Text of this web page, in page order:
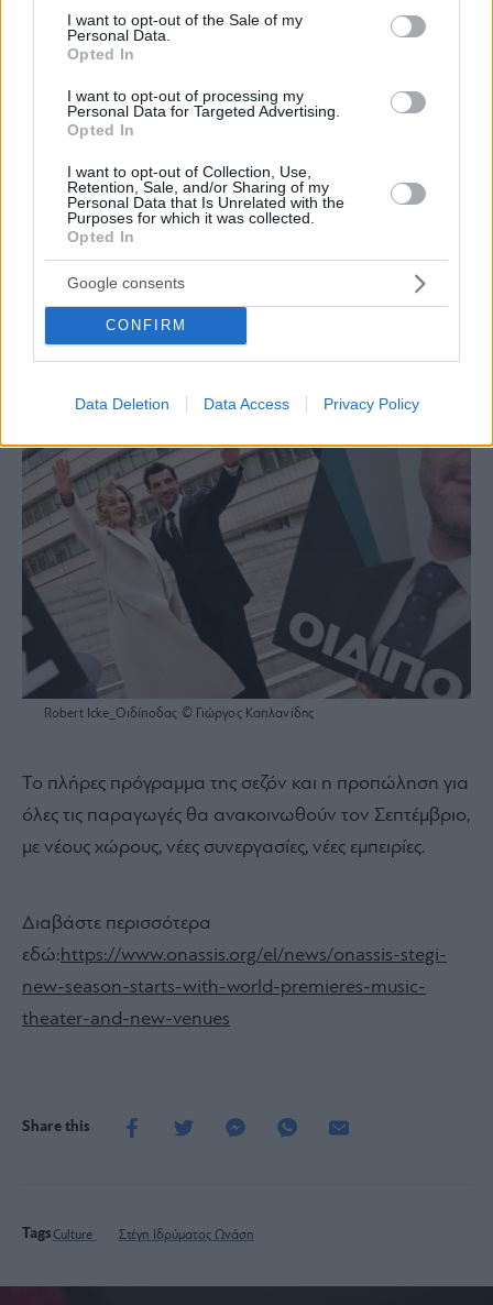
consent section.
I want to opt-out of the Sale of my
Personal Data.
Opted In
I want to opt-out of processing my
Personal Data for Targeted Advertising.
Opted In
I want to opt-out of Collection, Use,
Retention, Sale, and/or Sharing of my
Personal Data that Is Unrelated with the
Purposes for which it was collected.
Opted In
Google consents
CONFIRM
Data Deletion Data Access Privacy Policy
ακροβατούν ανάμεσα στο πολιτικό θρίλερ και την
οικογενειακή τραγωδία, η παράσταση επιστρέφει με
Κεχαγιόγλου στους ρόλους του Οιδίποδα και της
Ιοκάστης, αντίστοιχα. Φορτισμένη με πολιτική,
κοινωνική και υπαρξιακή ένταση, αυτή η
ηλεκτρισμένη εκδοχή του μύθου του Οιδίποδα
επιστρέφει ως μια παράσταση που δεν πρέπει να
χάσουμε. H προπώληση έχει αρχίσει και οι θέσεις είναι
ήδη περιορισμένες.
Robert Icke_Οιδίποδας © Γιώργος Καπλανίδης
Το πλήρες πρόγραμμα της σεζόν και η προπώληση για
όλες τις παραγωγές θα ανακοινωθούν τον Σεπτέμβριο,
με νέους χώρους, νέες συνεργασίες, νέες εμπειρίες.
Διαβάστε περισσότερα
εδώ:https://www.onassis.org/el/news/onassis-stegi-
new-season-starts-with-world-premieres-music-
theater-and-new-venues
Share this
Tags Culture Στέγη Ιδρύματος Ωνάση